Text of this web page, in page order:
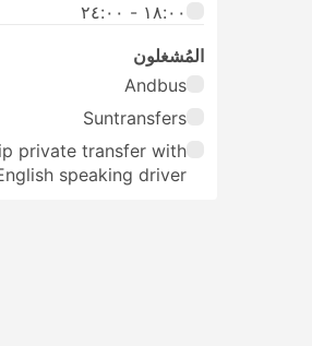
١٨:٠٠ ‏-‏ ٢٤:٠٠
المُشغلون
Andbus
Suntransfers
private transfer with
speaking driver